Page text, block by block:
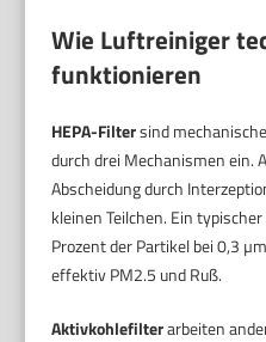
Wie Luftreiniger
funktionieren
HEPA-Filtersind
durch drei Mechanismen ein.
Abscheidung durch
kleinen Teilchen. Ein
Prozent der Partikel bei 0,3
effektiv PM2.5 und Ruß.
Aktivkohlefilterarbeiten